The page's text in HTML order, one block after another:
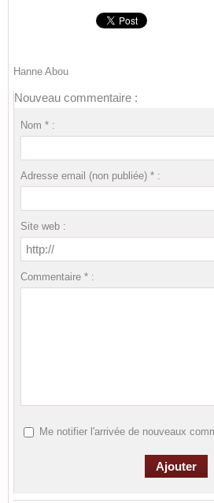
Hanne Abou
Nouveau commentaire :
Nom * :
Adresse email (non publiée) * :
Site web :
Commentaire * :
Me notifier l'arrivée de nouveaux